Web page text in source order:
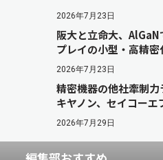
2026年7月23日
阪大と立命大、
プレイの小型・高精密
2026年7月23日
精密機器の他社牽制
キヤノン、セイコーエ
2026年7月29日